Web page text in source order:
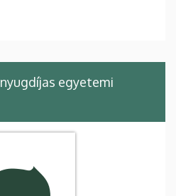
nyugdíjas egyetemi